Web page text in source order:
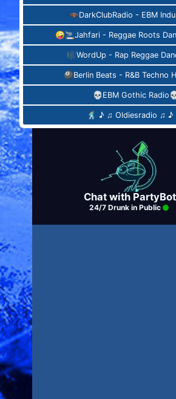
🦇DarkClubRadio - EBM
🤪🚬Jahfari - Reggae Roots
🎼WordUp - Rap Reggae
🎱Berlin Beats - R&B Techno
💀EBM Gothic
🕺 ♪ ♫ Oldiesradio ♫ ♪